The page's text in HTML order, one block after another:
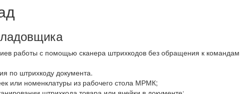
работы с помощью сканера штрихкодов без обращения к командам
по штрихкоду документа.
или номенклатуры из рабочего стола МРМК;